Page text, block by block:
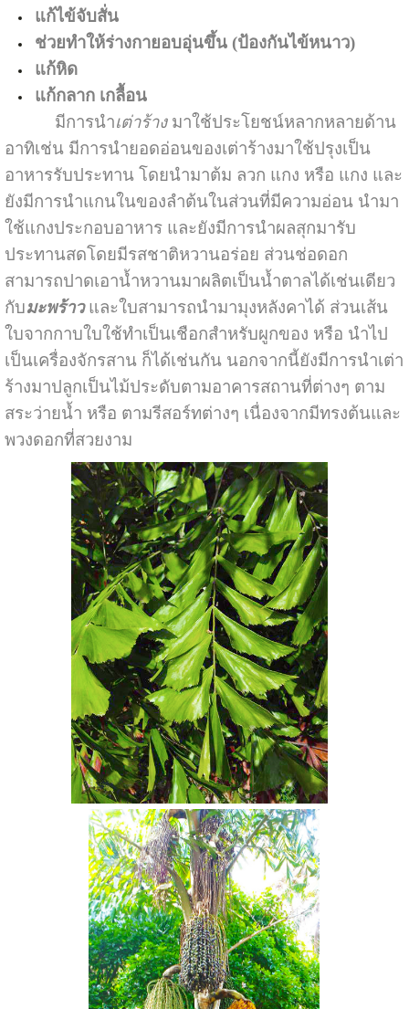
แก้ไข้จับสั่น
ช่วยทำให้ร่างกายอบอุ่นขึ้น (ป้องกันไข้หนาว)
แก้หิด
แก้กลาก เกลื้อน
มีการนำเต่าร้างมาใช้ประโยชน์หลากหลายด้าน
อาทิเช่น มีการนำยอดอ่อนของเต่าร้างมาใช้ปรุงเป็น
อาหารรับประทาน โดยนำมาต้ม ลวก แกง หรือ แกง และ
ยังมีการนำแกนในของลำต้นในส่วนที่มีความอ่อน นำมา
ใช้แกงประกอบอาหาร และยังมีการนำผลสุกมารับ
ประทานสดโดยมีรสชาติหวานอร่อย ส่วนช่อดอก
สามารถปาดเอาน้ำหวานมาผลิตเป็นน้ำตาลได้เช่นเดียว
กับมะพร้าวและใบสามารถนำมามุงหลังคาได้ ส่วนเส้น
ใบจากกาบใบใช้ทำเป็นเชือกสำหรับผูกของ หรือ นำไป
เป็นเครื่องจักรสาน ก็ได้เช่นกัน นอกจากนี้ยังมีการนำเต่า
ร้างมาปลูกเป็นไม้ประดับตามอาคารสถานที่ต่างๆ ตาม
สระว่ายน้ำ หรือ ตามรีสอร์ทต่างๆ เนื่องจากมีทรงต้นและ
พวงดอกที่สวยงาม